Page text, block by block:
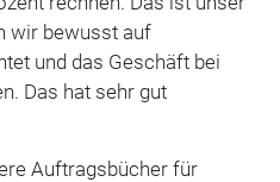
wir bewusst auf
und das Geschäft bei
Das hat sehr gut
Auftragsbücher für